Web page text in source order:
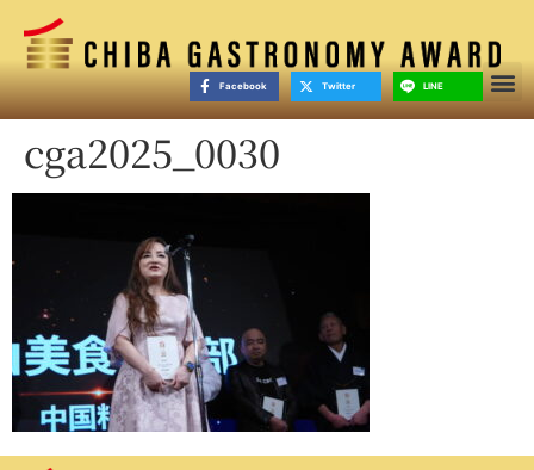
Facebook Twitter LINE
cga2025_0030